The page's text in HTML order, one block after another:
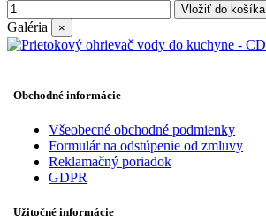
Vložiť do košíka
Galéria ×
Obchodné informácie
Všeobecné obchodné podmienky
Formulár na odstúpenie od zmluvy
Reklamačný poriadok
GDPR
Užitočné informácie